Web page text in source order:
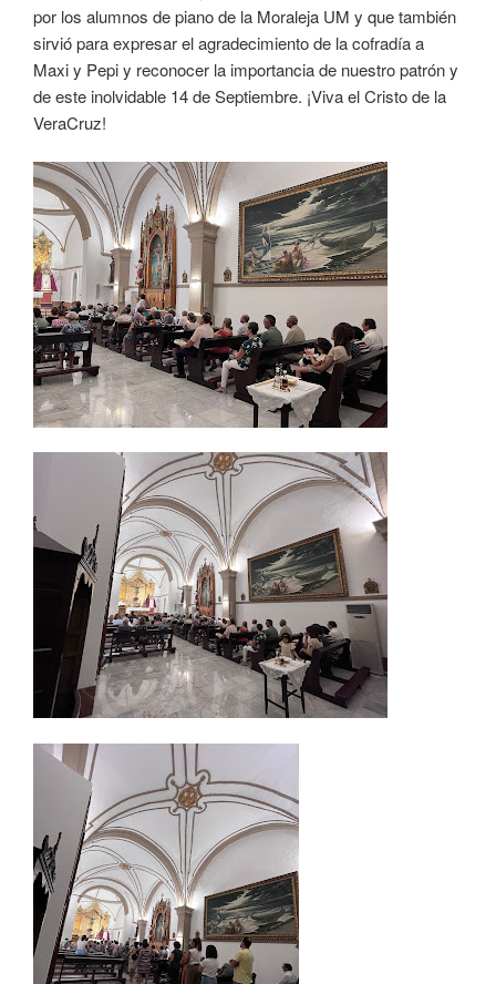
por los alumnos de piano de la Moraleja UM y que también
sirvió para expresar el agradecimiento de la cofradía a
Maxi y Pepi y reconocer la importancia de nuestro patrón y
de este inolvidable 14 de Septiembre. ¡Viva el Cristo de la
VeraCruz!